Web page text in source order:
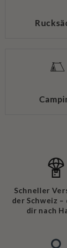
Schneller
der Schweiz
dir nach